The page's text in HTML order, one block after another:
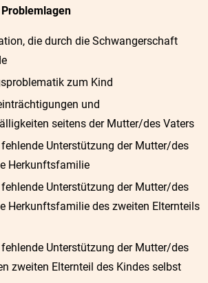
die durch die Schwangerschaft
zum Kind
und
seitens der Mutter/des Vaters
Unterstützung der Mutter/des
Herkunftsfamilie
Unterstützung der Mutter/des
Herkunftsfamilie des zweiten Elternteils
Unterstützung der Mutter/des
zweiten Elternteil des Kindes selbst